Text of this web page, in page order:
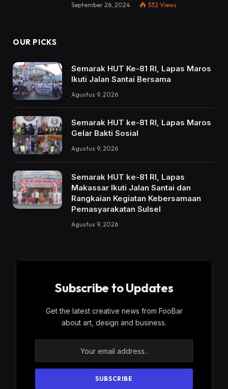
September 26, 2024 532 Views
OUR PICKS
Semarak HUT Ke-81 RI, Lapas Maros
Ikuti Jalan Santai Bersama
Agustus 9, 2026
Semarak HUT ke-81 RI, Lapas Maros
Gelar Bakti Sosial
Agustus 9, 2026
Semarak HUT ke-81 RI, Lapas
Makassar Ikuti Jalan Santai dan
Rangkaian Kegiatan Kebersamaan
Pemasyarakatan Sulsel
Agustus 9, 2026
Subscribe to Updates
Get the latest creative news from FooBar
about art, design and business.